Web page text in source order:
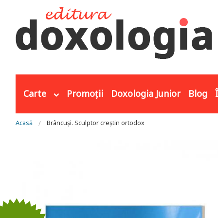
Carte Promoții Doxologia Junior Blog
Eşti aici
Acasă Brâncuși. Sculptor creștin ortodox